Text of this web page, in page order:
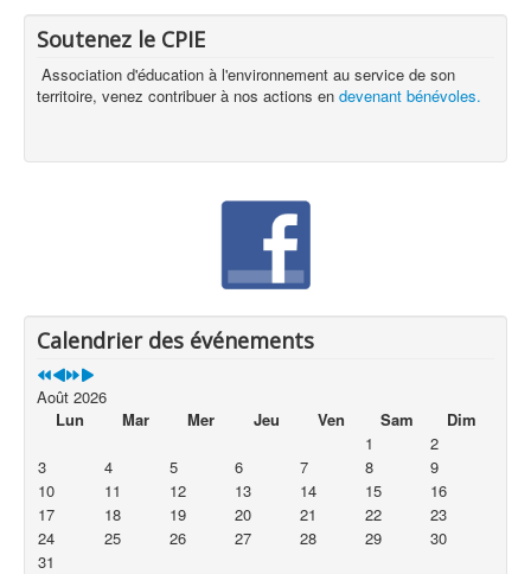
Soutenez le CPIE
Association d'éducation à l'environnement au service de son
territoire, venez contribuer à nos actions en devenant bénévoles.
Calendrier des événements
Août 2026
Lun
Mar Mer Jeu Ven Sam
Dim
1
2
3
4 5 6 7 8
9
10
11 12 13 14 15
16
17
18 19 20 21 22
23
24
25 26 27 28 29
30
31